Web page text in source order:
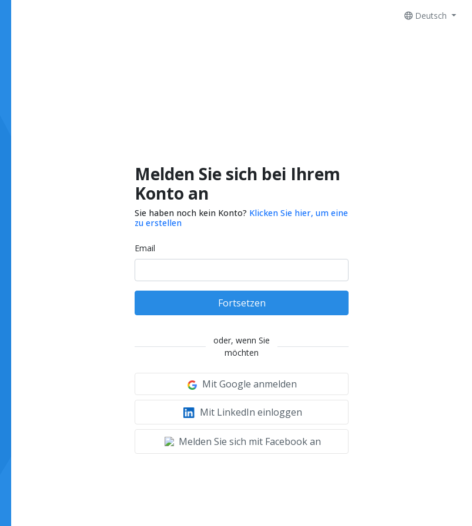
Deutsch
Melden Sie sich bei Ihrem
Konto an
Sie haben noch kein Konto? Klicken Sie hier, um eine
zu erstellen
Email
Fortsetzen
oder, wenn Sie
möchten
Mit Google anmelden
Mit LinkedIn einloggen
Melden Sie sich mit Facebook an